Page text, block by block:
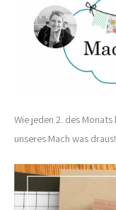
Wie jeden 2. des
unseres Mach was